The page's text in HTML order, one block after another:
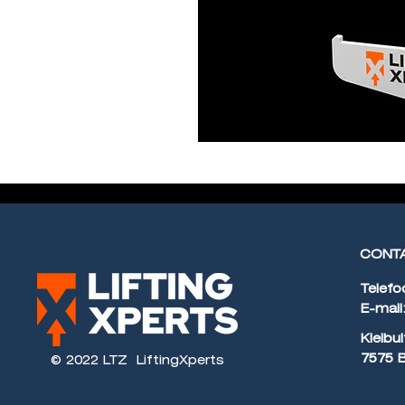
© 2022 LTZ LiftingXperts
E-
7575